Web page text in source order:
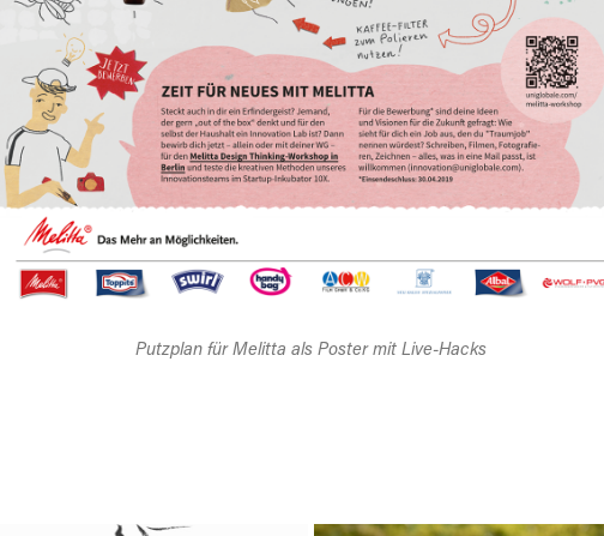
Putzplan für Melitta als Poster mit Live-Hacks